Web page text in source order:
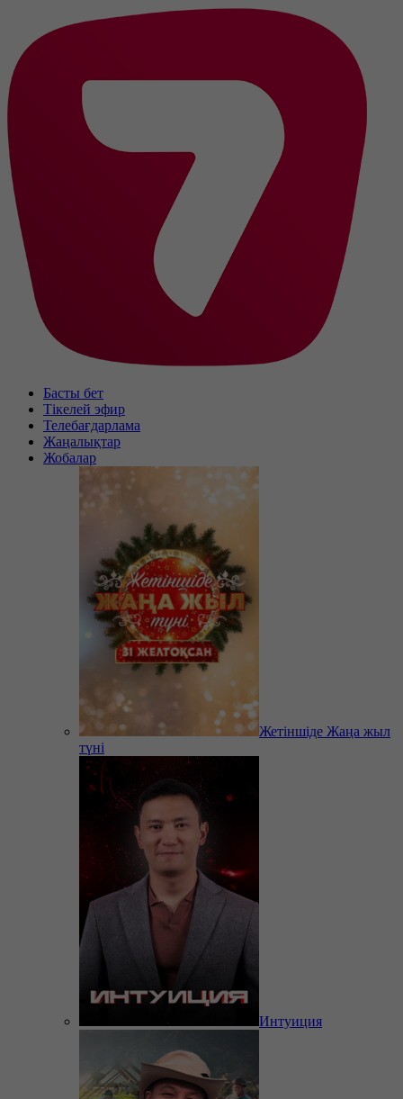
Басты бет
Тікелей эфир
Телебағдарлама
Жаңалықтар
Жобалар
Жетіншіде Жаңа жыл
түні
Интуиция